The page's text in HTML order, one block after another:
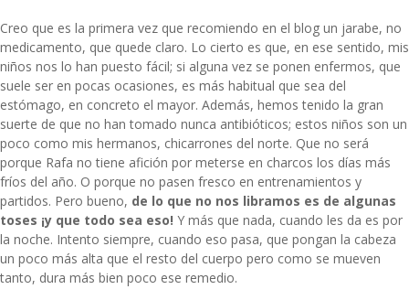
Creo que es la primera vez que recomiendo en el blog un jarabe, no
medicamento, que quede claro. Lo cierto es que, en ese sentido, mis
niños nos lo han puesto fácil; si alguna vez se ponen enfermos, que
suele ser en pocas ocasiones, es más habitual que sea del
estómago, en concreto el mayor. Además, hemos tenido la gran
suerte de que no han tomado nunca antibióticos; estos niños son un
poco como mis hermanos, chicarrones del norte. Que no será
porque Rafa no tiene afición por meterse en charcos los días más
fríos del año. O porque no pasen fresco en entrenamientos y
partidos. Pero bueno, de lo que no nos libramos es de algunas
toses ¡y que todo sea eso! Y más que nada, cuando les da es por
la noche. Intento siempre, cuando eso pasa, que pongan la cabeza
un poco más alta que el resto del cuerpo pero como se mueven
tanto, dura más bien poco ese remedio.